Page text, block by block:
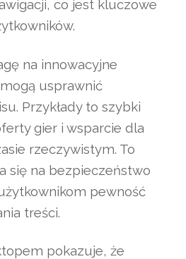
co jest kluczowe
na innowacyjne
usprawnić
Przykłady to szybki
gier i wsparcie dla
rzeczywistym. To
się na bezpieczeństwo
pewność
treści.
pokazuje, że